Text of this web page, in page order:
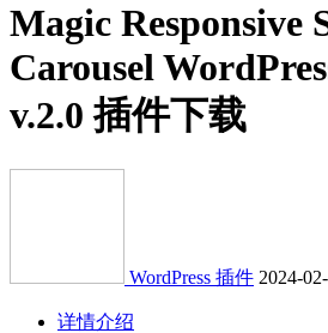
Magic Responsive
Carousel
v.2.0 插件下载
WordPress 插件 2024-
详情介绍